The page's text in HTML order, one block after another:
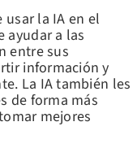
la IA en el
ayudar a las
entre sus
información y
La IA también les
de forma más
mejores